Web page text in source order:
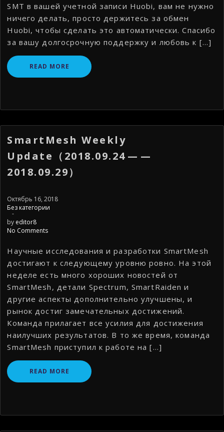
SMT в вашей учетной записи Huobi, вам не нужно
ничего делать, просто держитесь за обмен
Huobi, чтобы сделать это автоматически. Спасибо
за вашу долгосрочную поддержку и любовь к […]
READ MORE
SmartMesh Weekly
Update（2018.09.24 — —
2018.09.29）
Октябрь 16, 2018
Без категории
-
by editor8
No Comments
Научные исследования и разработки SmartMesh
достигают к следующему уровню ровно. На этой
неделе есть много хороших новостей от
SmartMesh, детали Spectrum, SmartRaiden и
другие аспекты дополнительно улучшены, и
рынок достиг замечательных достижений.
Команда прилагает все усилия для достижения
наилучших результатов. В то же время, команда
SmartMesh приступил к работе на […]
READ MORE